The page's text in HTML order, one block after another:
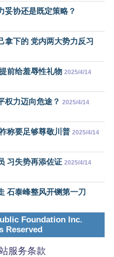
妥协还是既定策略？
拿下的 党内两大势力反习
前给羞辱性礼物 2025/4/14
权力迈向危途？ 2025/4/14
称要足够尊敬川普 2025/4/14
习失势再添佐证 2025/4/14
石泰峰整风开铡第一刀
Foundation Inc.
Reserved
服务条款